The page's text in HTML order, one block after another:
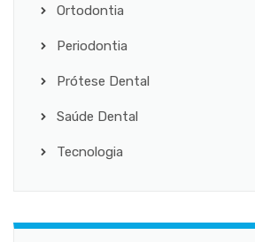
Ortodontia
Periodontia
Prótese Dental
Saúde Dental
Tecnologia